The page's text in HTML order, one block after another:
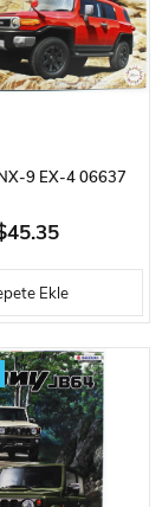
9 EX-4 06637
TOYOTA FJ
(RED COLOR
CIP PLASTIK
KITI
Ekle